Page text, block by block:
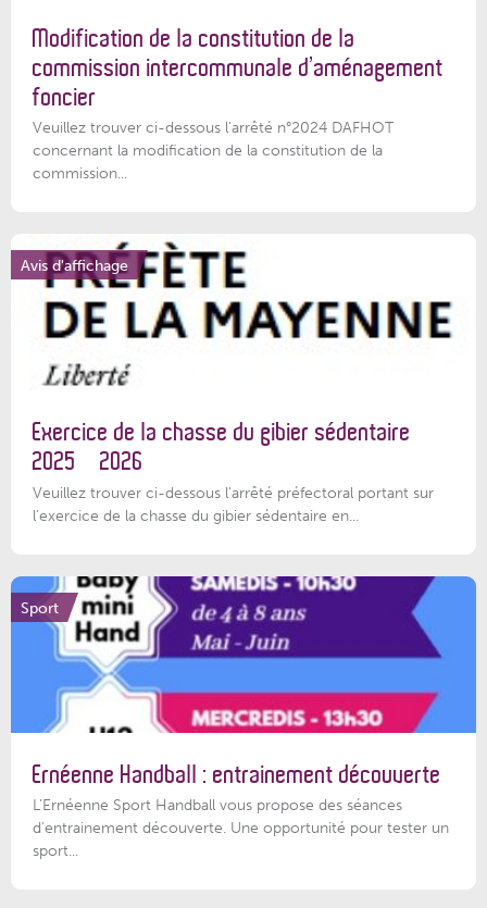
Modification de la constitution de la
commission intercommunale d’aménagement
foncier
Veuillez trouver ci-dessous l'arrêté n°2024 DAFHOT
concernant la modification de la constitution de la
commission...
Avis d'affichage
Exercice de la chasse du gibier sédentaire
2025 – 2026
Veuillez trouver ci-dessous l'arrêté préfectoral portant sur
l'exercice de la chasse du gibier sédentaire en...
Sport
Ernéenne Handball : entrainement découverte
L'Ernéenne Sport Handball vous propose des séances
d'entrainement découverte. Une opportunité pour tester un
sport...